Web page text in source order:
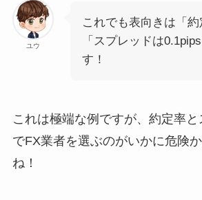
ユウ
これでも表向きは「約
「スプレッドは
す！
これは極端な例ですが、約定率
でFX業者を選ぶのがいかに危険
ね！